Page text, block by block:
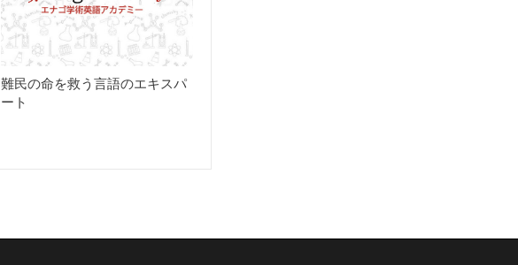
難民の命を救う言語のエキスパ
ート